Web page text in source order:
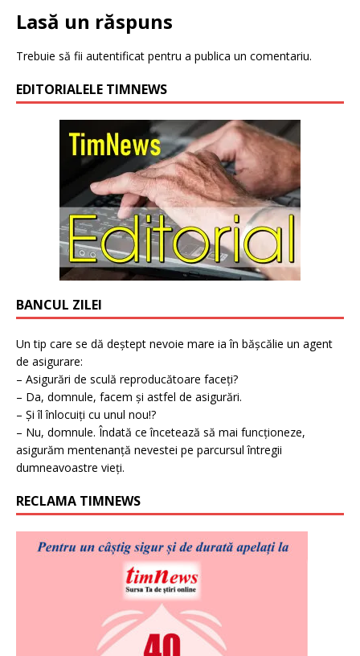
Lasă un răspuns
Trebuie să fii autentificat pentru a publica un comentariu.
EDITORIALELE TIMNEWS
BANCUL ZILEI
Un tip care se dă deștept nevoie mare ia în bășcălie un agent
de asigurare:
– Asigurări de sculă reproducătoare faceți?
– Da, domnule, facem și astfel de asigurări.
– Și îl înlocuiți cu unul nou!?
– Nu, domnule. Îndată ce încetează să mai funcționeze,
asigurăm mentenanță nevestei pe parcursul întregii
dumneavoastre vieți.
RECLAMA TIMNEWS